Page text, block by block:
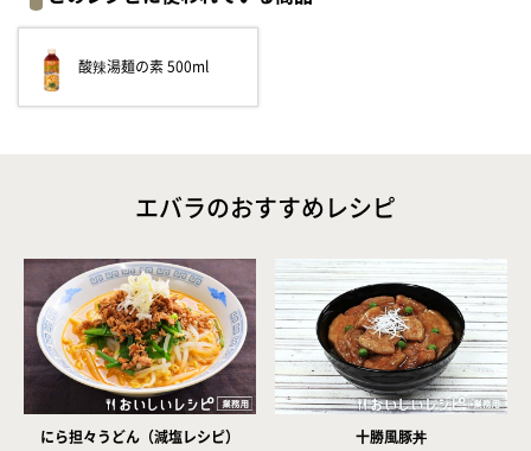
酸辣湯麺の素 500ml
エバラのおすすめレシピ
にら担々うどん（減塩レシピ） 十勝風豚丼